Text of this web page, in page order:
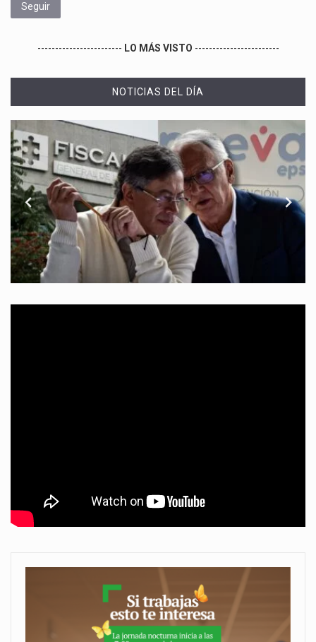
Seguir
------------------------ LO MÁS VISTO ------------------------
NOTICIAS DEL DÍA